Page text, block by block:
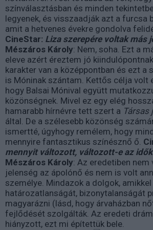
színválasztásban és minden
legyenek, és visszaadják azt a furcsa
amit a hetvenes évekre gondolva
CineStar: Liza szerepére voltak más
Mészáros Károly: Nem, soha. Ezt a
eleve azért éreztem jó
karakter van a középpontban és ezt a
is Móninak szántam. Kettős célja volt
hogy Balsai Mónival együtt
közönségnek. Mivel ez egy elég
hamarabb hírnévre tett szert a Társas
által. De a szélesebb közönség
ismertté, úgyhogy remélem, hogy
mennyire fantasztikus színésznő ő.
mennyit változott, változott-e az
Mészáros Károly: Az eredetiben
jelenség az ápolónő és nem is volt
személye. Mindazok a dolgok,
határozatlanságát, bizonytalanságát
magyarázni (lásd, hogy árvaházban
fejlődését szolgálták. Az eredeti
hiányzott, ezt mi építettük bele.